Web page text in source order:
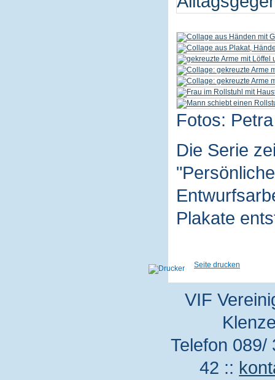
Fotos:
Die Serie
Plakate
Seite drucken
VIF
Telefon
42 ::